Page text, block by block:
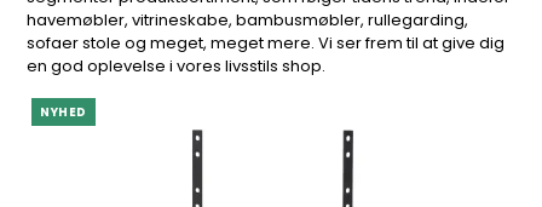
havemøbler, vitrineskabe, bambusmøbler, rullegarding,
sofaer stole og meget, meget mere. Vi ser frem til at give dig
en god oplevelse i vores livsstils shop.
NYHED